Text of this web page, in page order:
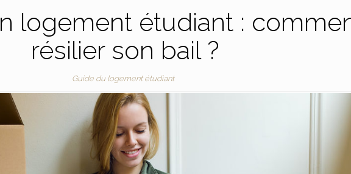
logement étudiant :
résilier son bail ?
Guide du logement étudiant